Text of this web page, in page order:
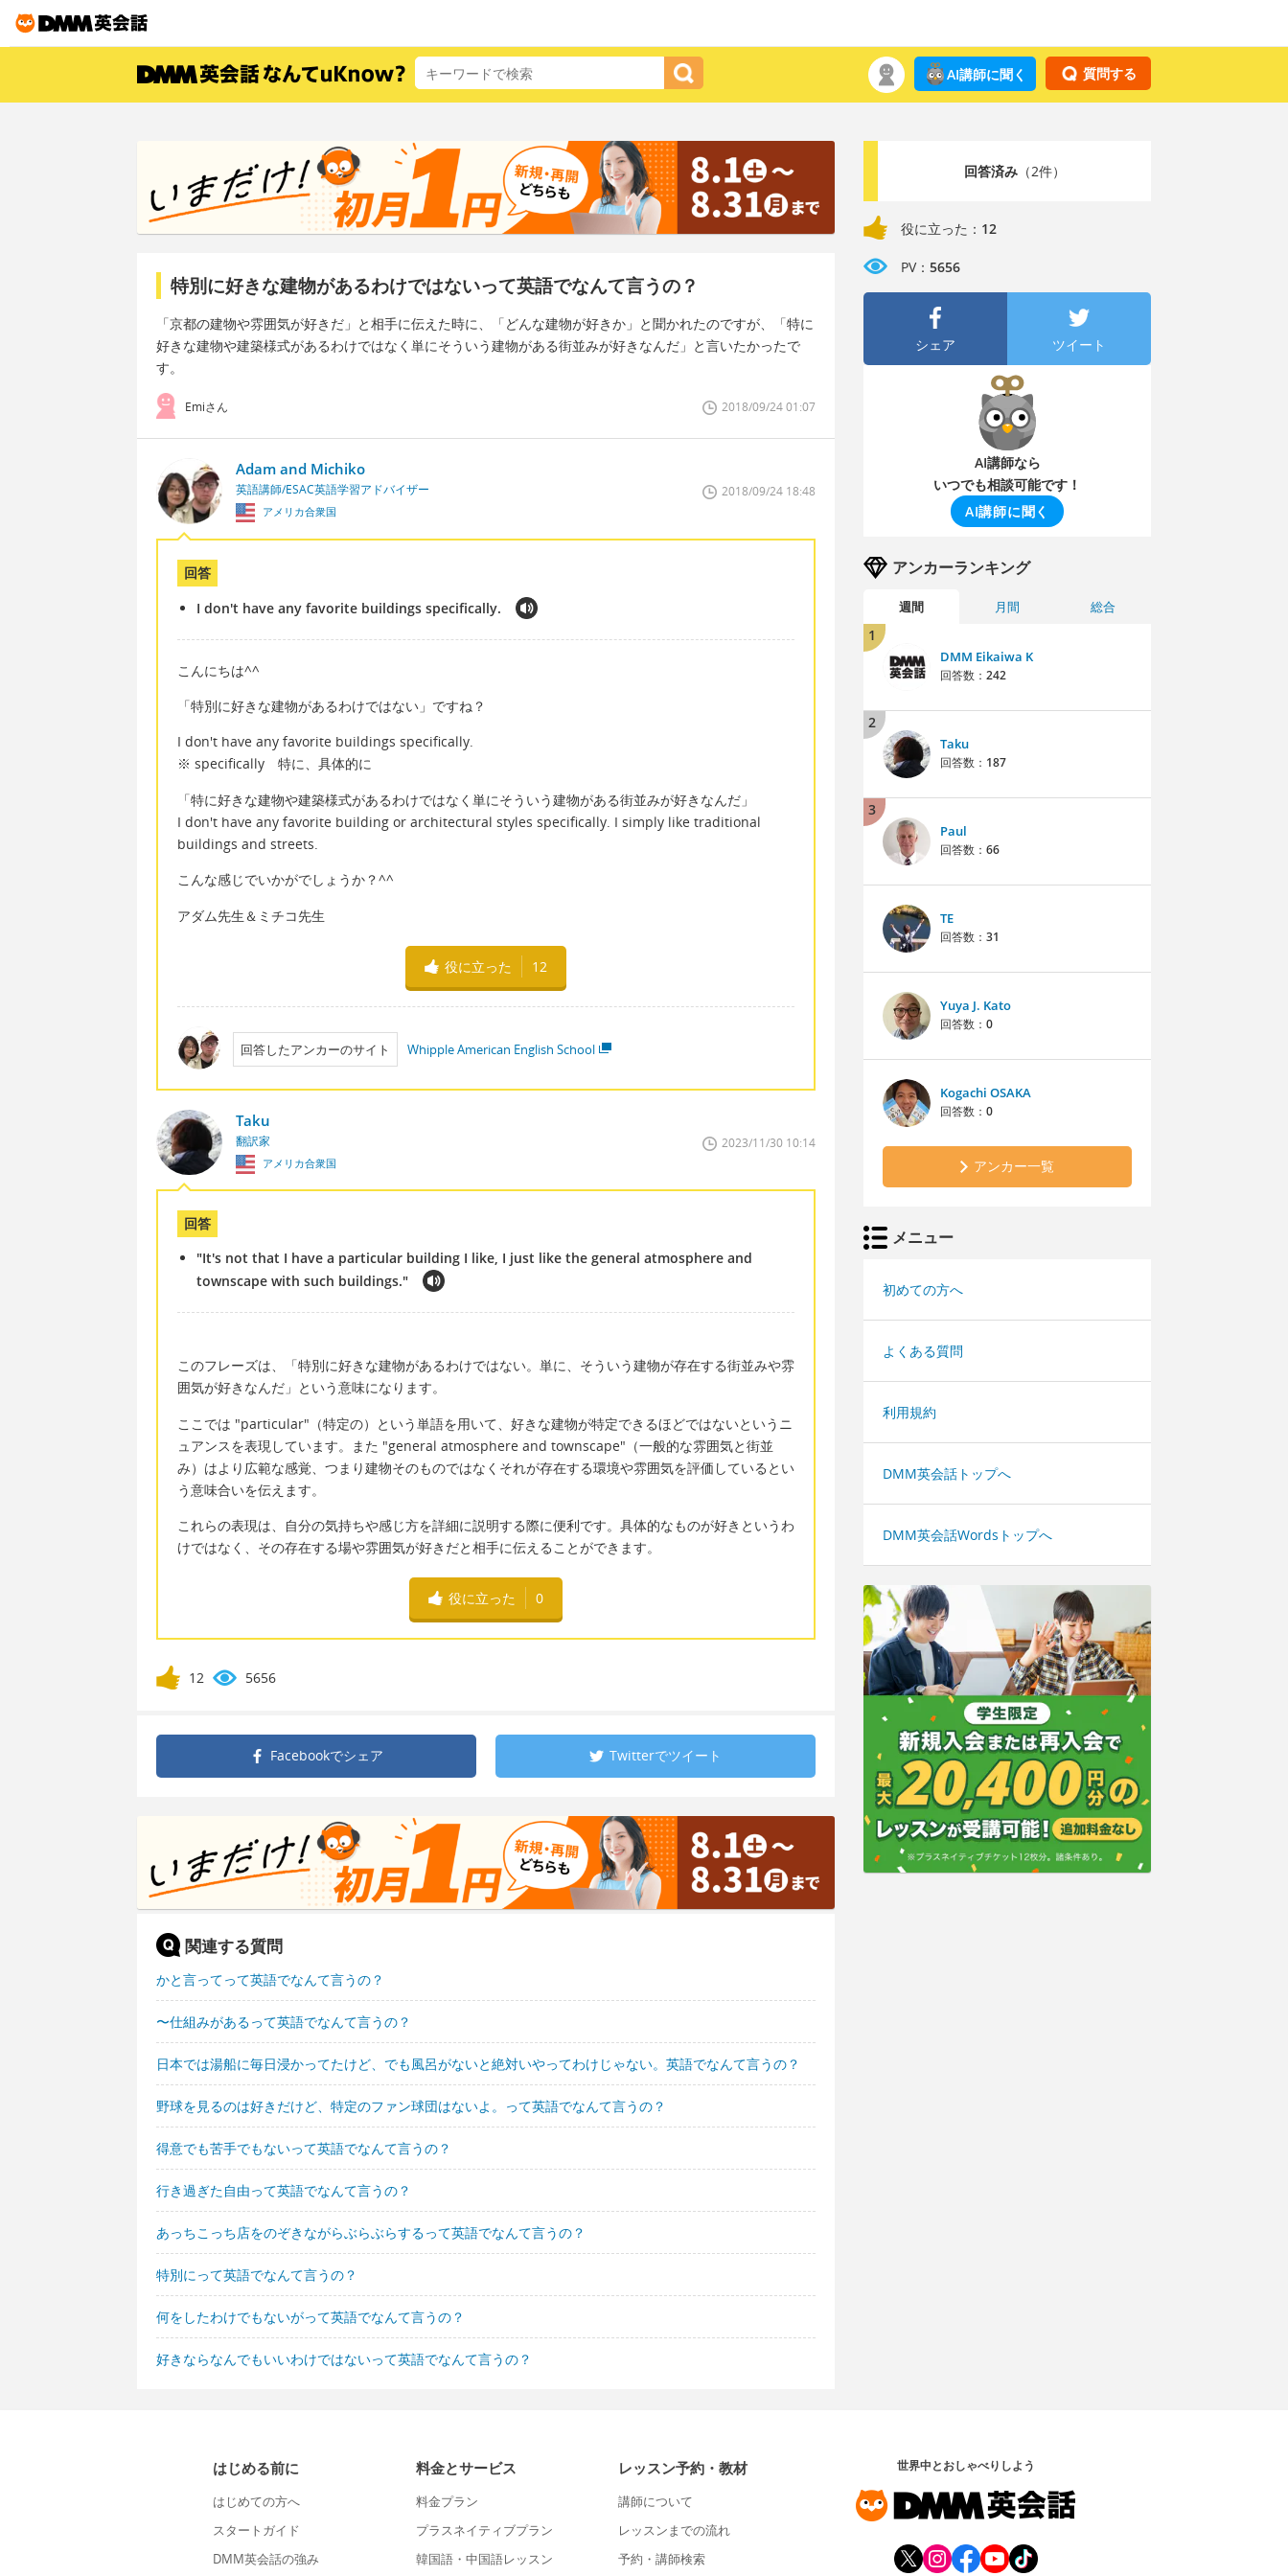
質問する
AI講師に聞く
特別に好きな建物があるわけではないって英語でなんて言うの？
「京都の建物や雰囲気が好きだ」と相手に伝えた時に、「どんな建物が好きか」と聞かれたのですが、「特に
好きな建物や建築様式があるわけではなく単にそういう建物がある街並みが好きなんだ」と言いたかったで
す。
Emiさん 2018/09/24 01:07
Adam and Michiko
英語講師/ESAC英語学習アドバイザー
アメリカ合衆国
2018/09/24 18:48
回答
I don't have any favorite buildings specifically.
こんにちは^^
「特別に好きな建物があるわけではない」ですね？
I don't have any favorite buildings specifically.
※ specifically 特に、具体的に
「特に好きな建物や建築様式があるわけではなく単にそういう建物がある街並みが好きなんだ」
I don't have any favorite building or architectural styles specifically. I simply like traditional
buildings and streets.
こんな感じでいかがでしょうか？^^
アダム先生＆ミチコ先生
役に立った 12
回答したアンカーのサイト Whipple American English School
Taku
翻訳家
アメリカ合衆国
2023/11/30 10:14
回答
"It's not that I have a particular building I like, I just like the general atmosphere and
townscape with such buildings."
このフレーズは、「特別に好きな建物があるわけではない。単に、そういう建物が存在する街並みや雰
囲気が好きなんだ」という意味になります。
ここでは "particular"（特定の）という単語を用いて、好きな建物が特定できるほどではないというニ
ュアンスを表現しています。また "general atmosphere and townscape"（一般的な雰囲気と街並
み）はより広範な感覚、つまり建物そのものではなくそれが存在する環境や雰囲気を評価しているとい
う意味合いを伝えます。
これらの表現は、自分の気持ちや感じ方を詳細に説明する際に便利です。具体的なものが好きというわ
けではなく、その存在する場や雰囲気が好きだと相手に伝えることができます。
役に立った 0
12 5656
Facebookでシェア Twitterでツイート
関連する質問
かと言ってって英語でなんて言うの？
〜仕組みがあるって英語でなんて言うの？
日本では湯船に毎日浸かってたけど、でも風呂がないと絶対いやってわけじゃない。英語でなんて言うの？
野球を見るのは好きだけど、特定のファン球団はないよ。って英語でなんて言うの？
得意でも苦手でもないって英語でなんて言うの？
行き過ぎた自由って英語でなんて言うの？
あっちこっち店をのぞきながらぶらぶらするって英語でなんて言うの？
特別にって英語でなんて言うの？
何をしたわけでもないがって英語でなんて言うの？
好きならなんでもいいわけではないって英語でなんて言うの？
回答済み（2件）
役に立った： 12
PV： 5656
シェア ツイート
AI講師なら
いつでも相談可能です！
AI講師に聞く
アンカーランキング
週間 月間 総合
1
DMM Eikaiwa K
回答数： 242
2
Taku
回答数： 187
3
Paul
回答数： 66
TE
回答数： 31
Yuya J. Kato
回答数： 0
Kogachi OSAKA
回答数： 0
アンカー一覧
メニュー
初めての方へ
よくある質問
利用規約
DMM英会話トップへ
DMM英会話Wordsトップへ
はじめる前に
はじめての方へ
スタートガイド
DMM英会話の強み
料金とサービス
料金プラン
プラスネイティブプラン
韓国語・中国語レッスン
レッスン予約・教材
講師について
レッスンまでの流れ
予約・講師検索
世界中とおしゃべりしよう